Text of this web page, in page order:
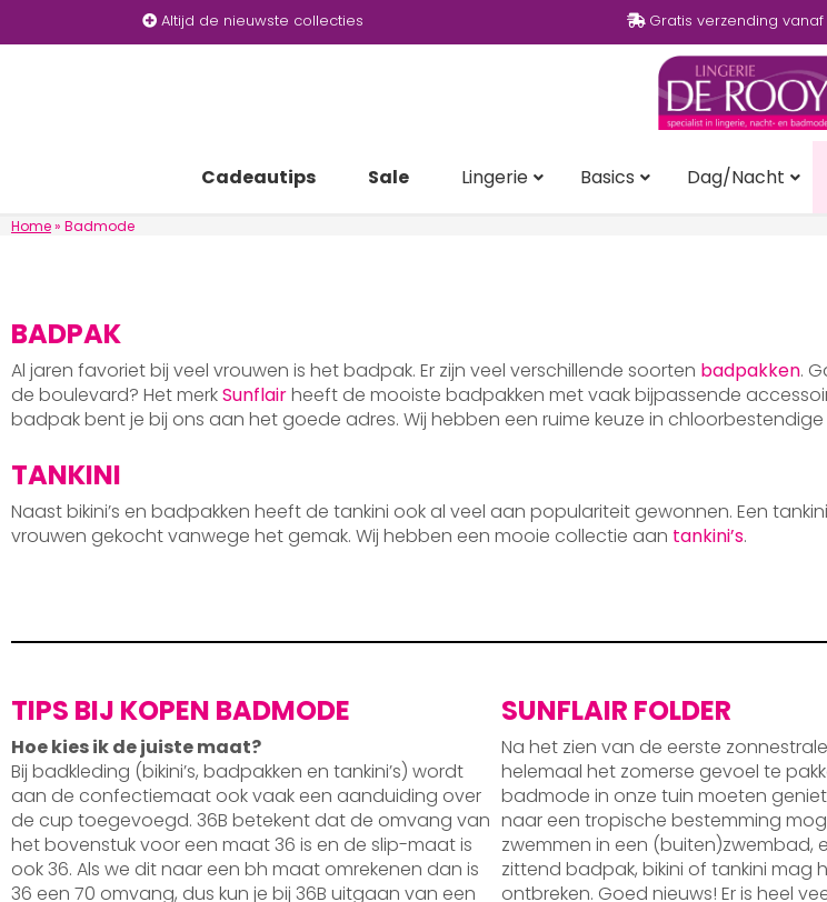
Altijd de nieuwste collecties Gratis verzending vanaf
Cadeautips Sale Lingerie Basics Dag/Nacht
Home» Badmode
BADPAK
Al jaren favoriet bij veel vrouwen is het badpak. Er zijn veel verschillende soorten badpakken.
de boulevard? Het merkSunflairheeft de mooiste badpakken met vaak bijpassende
badpak bent je bij ons aan het goede adres. Wij hebben een ruime keuze in
TANKINI
Naast bikini’s en badpakken heeft de tankini ook al veel aan populariteit gewonnen. Een
vrouwen gekocht vanwege het gemak. Wij hebben een mooie collectie aan tankini’s.
TIPS BIJ KOPEN BADMODE
Hoe kies ik de juiste maat?
Bij badkleding (bikini’s, badpakken en tankini’s) wordt
aan de confectiemaat ook vaak een aanduiding over
de cup toegevoegd. 36B betekent dat de omvang van
het bovenstuk voor een maat 36 is en de slip-maat is
ook 36. Als we dit naar een bh maat omrekenen dan is
36 een 70 omvang, dus kun je bij 36B uitgaan van een
SUNFLAIR FOLDER
Na het zien van de eerste
helemaal het zomerse gevoel te
badmode in onze tuin moeten
naar een tropische bestemming
zwemmen in een (buiten)zwembad,
zittend badpak, bikini of tankini mag
ontbreken. Goed nieuws! Er is heel